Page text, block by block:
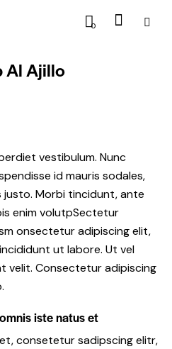
0
Al Ajillo
vestibulum. Nunc
id mauris sodales,
Morbi tincidunt, ante
enim volutpSectetur
onsectetur adipiscing elit,
ut labore. Ut vel
velit. Consectetur adipiscing
iste natus et
consetetur sadipscing elitr,